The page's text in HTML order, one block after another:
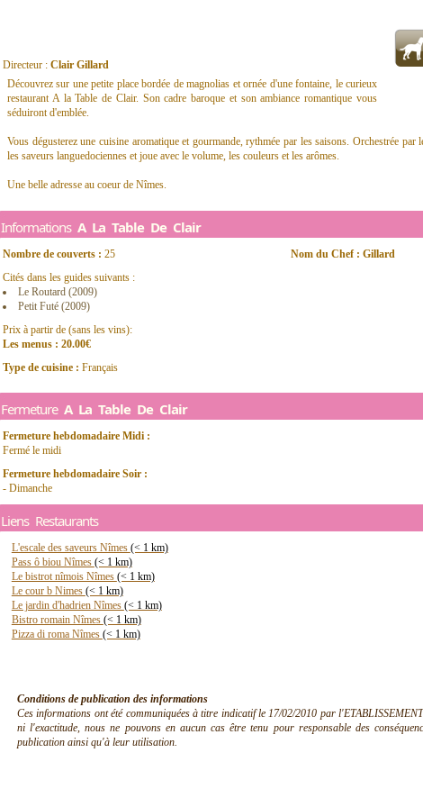
Directeur : Clair Gillard
Découvrez sur une petite place bordée de magnolias et ornée d'une fontaine, le curieux
restaurant A la Table de Clair. Son cadre baroque et son ambiance romantique vous
séduiront d'emblée.
Vous dégusterez une cuisine aromatique et gourmande, rythmée par les saisons. Orchestrée
les saveurs languedociennes et joue avec le volume, les couleurs et les arômes.
Une belle adresse au coeur de Nîmes.
Informations A La Table De Clair
Nombre de couverts : 25
Cités dans les guides suivants :
Le Routard (2009)
Petit Futé (2009)
Prix à partir de (sans les vins):
Les menus : 20.00€
Type de cuisine : Français
Nom du Chef : Gillard
Fermeture A La Table De Clair
Fermeture hebdomadaire Midi :
Fermé le midi
Fermeture hebdomadaire Soir :
- Dimanche
Liens Restaurants
L'escale des saveurs Nîmes (< 1 km)
Pass ô biou Nîmes (< 1 km)
Le bistrot nîmois Nîmes (< 1 km)
Le cour b Nimes (< 1 km)
Le jardin d'hadrien Nîmes (< 1 km)
Bistro romain Nîmes (< 1 km)
Pizza di roma Nîmes (< 1 km)
Conditions de publication des informations
Ces informations ont été communiquées à titre indicatif le 17/02/2010 par
ni l'exactitude, nous ne pouvons en aucun cas être tenu pour responsable des
publication ainsi qu'à leur utilisation.